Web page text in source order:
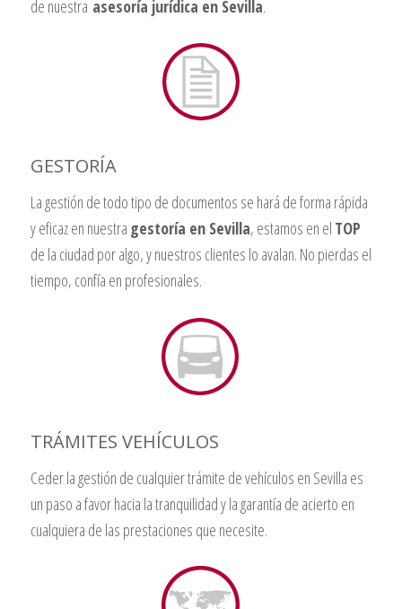
de nuestra asesoría jurídica en Sevilla.
GESTORÍA
La gestión de todo tipo de documentos se hará de forma rápida
y eficaz en nuestra gestoría en Sevilla, estamos en el TOP
de la ciudad por algo, y nuestros clientes lo avalan. No pierdas el
tiempo, confía en profesionales.
TRÁMITES VEHÍCULOS
Ceder la gestión de cualquier trámite de vehículos en Sevilla es
un paso a favor hacia la tranquilidad y la garantía de acierto en
cualquiera de las prestaciones que necesite.